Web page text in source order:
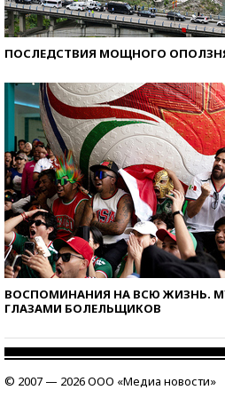
ПОСЛЕДСТВИЯ МОЩНОГО
ВОСПОМИНАНИЯ НА ВСЮ ЖИЗНЬ.
ГЛАЗАМИ БОЛЕЛЬЩИКОВ
© 2007 — 2026 ООО «Медиа новости»